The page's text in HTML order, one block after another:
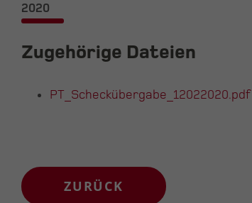
2020
Zugehörige Dateien
PT_Scheckübergabe_12022020.pdf
ZURÜCK